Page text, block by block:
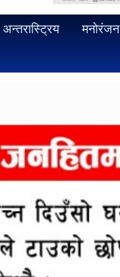
अन्तरास्ट्रिय मनोरंजन